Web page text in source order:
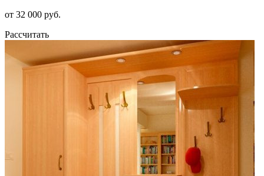
от 32 000 руб.
Рассчитать